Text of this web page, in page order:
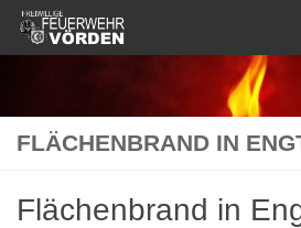
Zum Inhalt springen
FLÄCHENBRAND IN
Flächenbrand in